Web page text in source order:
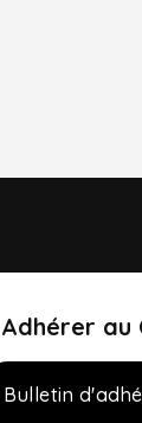
Adhérer au
Bulletin